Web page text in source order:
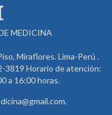
MEDICINA
Miraflores. Lima-Perú .
3819 Horario de atención:
a 16:00 horas.